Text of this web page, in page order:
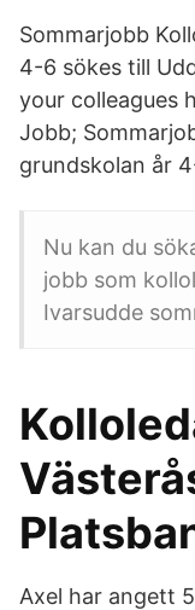
Sommarjobb
4-6 sökes till
your colleagues
Jobb;
grundskolan år
Nu kan du
jobb som
Ivarsudde
Axel har angett